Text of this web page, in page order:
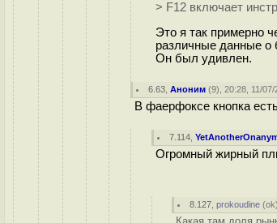
> F12 включает
Это я так примерно
различные данные о
Он был удивлен.
6.63 ,Аноним (9), 20:28, 11/07/
В фаерфоксе кнопка
7.114 ,
Огромный жирный
8.127 ,prokoudine (ok